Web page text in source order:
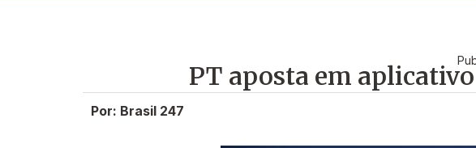
PT aposta em
Por: Brasil 247